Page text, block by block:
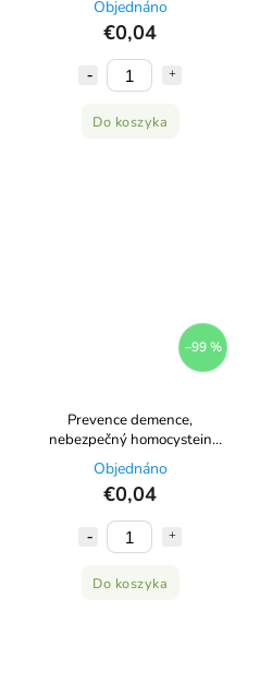
Objednáno
€0,04
Do koszyka
–99 %
Prevence demence,
nebezpečný homocystein
(COMT, MTHFR, MTRR, MTR a
ApoE)
Objednáno
€0,04
Do koszyka